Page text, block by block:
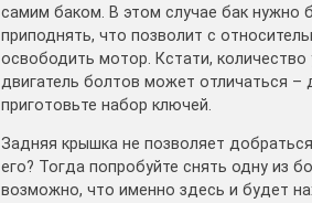
самим баком. В этом случае бак нужно
приподнять, что позволит с
освободить мотор. Кстати,
двигатель болтов может отличаться –
приготовьте набор ключей.
Задняя крышка не позволяет
его? Тогда попробуйте снять одну из
возможно, что именно здесь и будет